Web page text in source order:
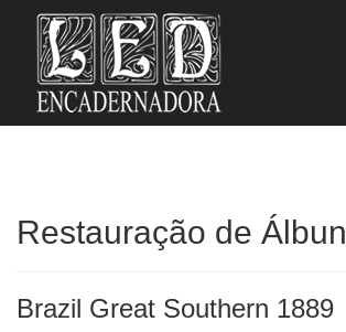
Restauração de
Brazil Great Southern 1889